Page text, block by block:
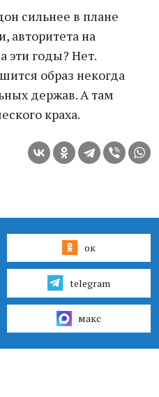
сильнее в плане
авторитета на
эти годы? Нет.
образ некогда
держав. А там
краха.
ок
telegram
макс